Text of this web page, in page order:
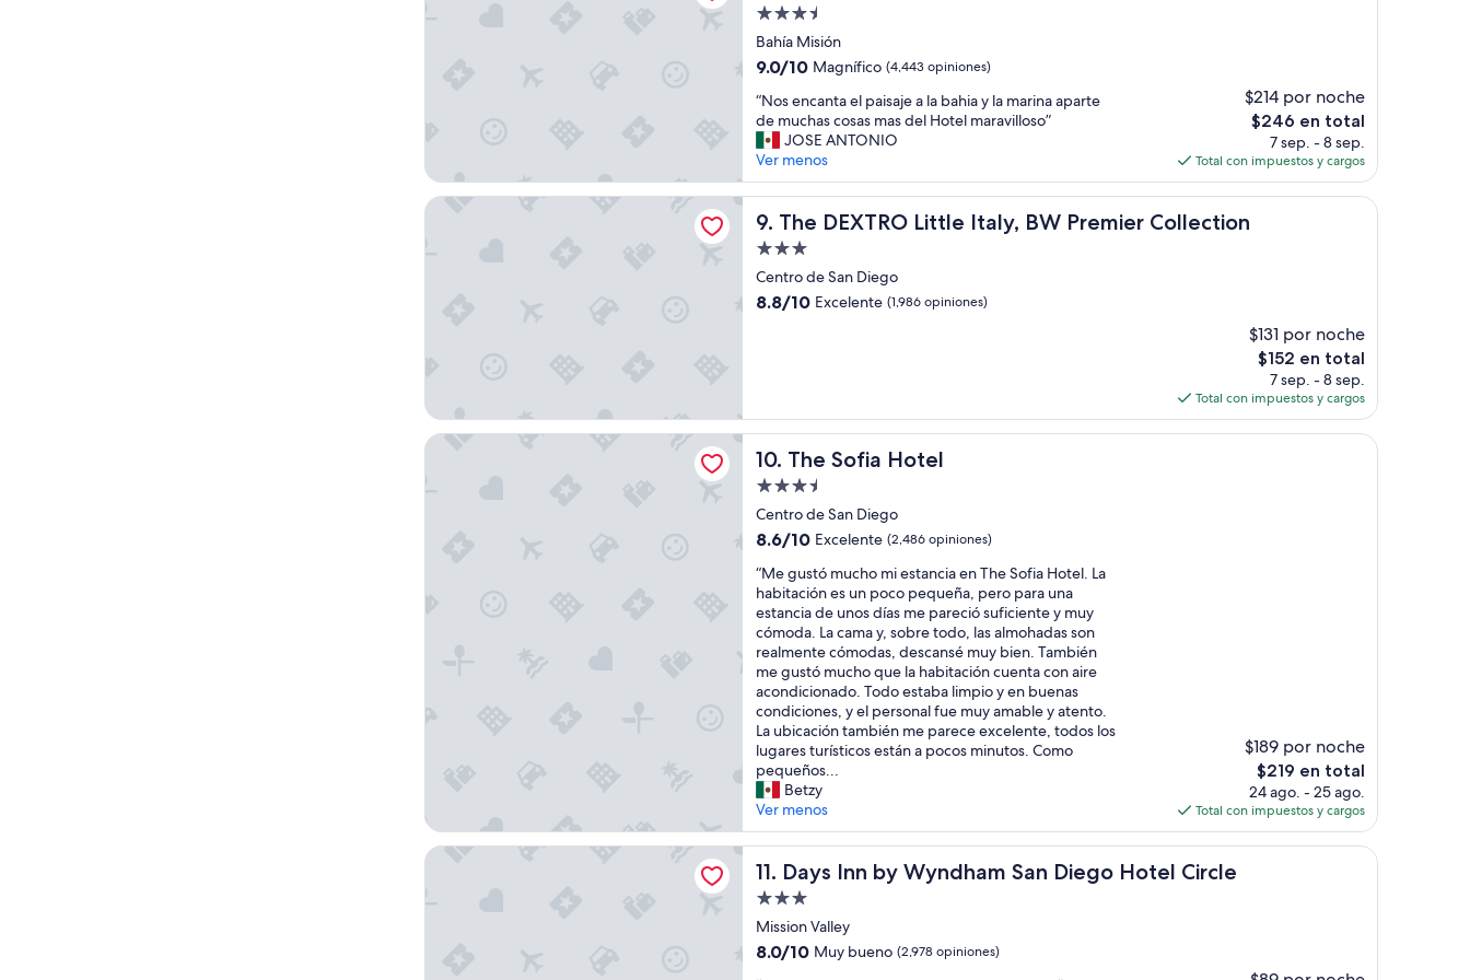
m
e
d
t
e
y
i
t
e
e
y
d
B
a
h
r
o
o
m
w
i
t
h
l
e
a
k
s
n
d
t
a
Propiedad
de
3.5
Bahía Misión
9.0
10,
Magnífico,
(4,443
opiniones)
9.0/10 Magnífico (4,443 opiniones)
“
N
o
s
e
n
c
n
t
a
s
a
j
e
a
l
a
b
a
h
i
a
y
l
a
m
a
r
i
n
a
a
p
a
e
d
“Nos encanta el paisaje a la bahia y la marina aparte
de muchas cosas mas del Hotel maravilloso”
JOSE ANTONIO
Ver menos
$214 por noche
El
precio
actual
es
de
$246 en total
7 sep. - 8 sep.
Total con impuestos y cargos
9. The DEXTRO Little Italy, BW Premier Collection
The DEXTRO Little Italy, BW Premier Collection
Propiedad
de
3.0
Centro de San Diego
8.8
8.8/10 Excelente (1,986 opiniones)
$131 por noche
El
precio
actual
es
de
$152 en total
7 sep. - 8 sep.
Total con impuestos y cargos
The DEXTRO Little Italy, BW Premier Collection
10. The Sofia Hotel
The Sofia Hotel
Propiedad
de
3.5
Centro de San Diego
8.6
10,
Excelente,
(2,486
opiniones)
8.6/10 Excelente (2,486 opiniones)
“
M
e
g
u
s
t
ó
m
u
c
h
o
m
i
e
a
n
“Me gustó mucho mi estancia en The Sofia Hotel. La
habitación es un poco pequeña, pero para una
estancia de unos días me pareció suficiente y muy
cómoda. La cama y, sobre todo, las almohadas son
realmente cómodas, descansé muy bien. También
me gustó mucho que la habitación cuenta con aire
acondicionado. Todo estaba limpio y en buenas
condiciones, y el personal fue muy amable y atento.
La ubicación también me parece excelente, todos los
lugares turísticos están a pocos minutos. Como
pequeños...
Betzy
Ver menos
$189 por noche
El
precio
actual
es
de
$219 en total
24 ago. - 25 ago.
Total con impuestos y cargos
The Sofia Hotel
11. Days Inn by Wyndham San Diego Hotel Circle
Days Inn by Wyndham San Diego Hotel Circle
Propiedad
de
3.0
Mission Valley
8.0
8.0/10 Muy bueno (2,978 opiniones)
Days Inn by Wyndham San Diego Hotel Circle